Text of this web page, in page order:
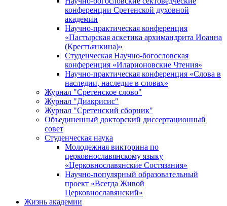
конференции Сретенской духовной
академии
Научно-практическая конференция
«Пастырская аскетика архимандрита Иоанна
(Крестьянкина)»
Студенческая Научно-богословская
конференция «Иларионовские Чтения»
Научно-практическая конференция «Cлова в
наследии, наследие в словах»
Журнал "Сретенское слово"
Журнал "Диакрисис"
Журнал "Сретенский сборник"
Объединенный докторский диссертационный
совет
Студенческая наука
Молодежная викторина по
церковнославянскому языку
«Церковнославянские Состязания»
Научно-популярный образовательный
проект «Всегда Живой
Церковнославянский»
Жизнь академии